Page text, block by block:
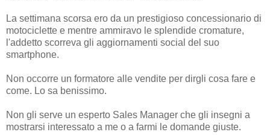
La settimana scorsa ero da un prestigioso concessionario di
motociclette e mentre ammiravo le splendide cromature,
l'addetto scorreva gli aggiornamenti social del suo
smartphone.
Non occorre un formatore alle vendite per dirgli cosa fare e
come. Lo sa benissimo.
Non gli serve un esperto Sales Manager che gli insegni a
mostrarsi interessato a me o a farmi le domande giuste.